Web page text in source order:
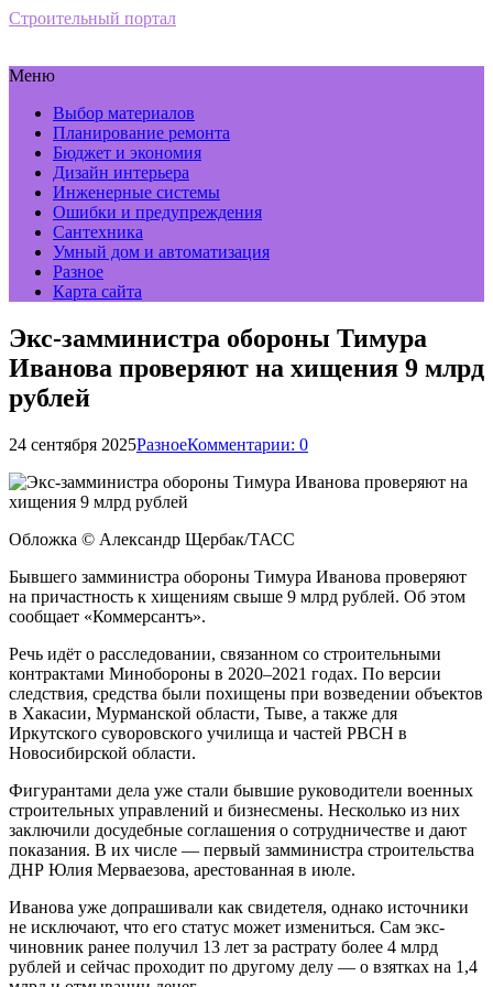
Строительный портал
Меню
Выбор материалов
Планирование ремонта
Бюджет и экономия
Дизайн интерьера
Инженерные системы
Ошибки и предупреждения
Сантехника
Умный дом и автоматизация
Разное
Карта сайта
Экс-замминистра обороны Тимура
Иванова проверяют на хищения 9 млрд
рублей
24 сентября 2025РазноеКомментарии: 0
Обложка © Александр Щербак/ТАСС
Бывшего замминистра обороны Тимура Иванова проверяют
на причастность к хищениям свыше 9 млрд рублей. Об этом
сообщает «Коммерсантъ».
Речь идёт о расследовании, связанном со строительными
контрактами Минобороны в 2020–2021 годах. По версии
следствия, средства были похищены при возведении объектов
в Хакасии, Мурманской области, Тыве, а также для
Иркутского суворовского училища и частей РВСН в
Новосибирской области.
Фигурантами дела уже стали бывшие руководители военных
строительных управлений и бизнесмены. Несколько из них
заключили досудебные соглашения о сотрудничестве и дают
показания. В их числе — первый замминистра строительства
ДНР Юлия Мерваезова, арестованная в июле.
Иванова уже допрашивали как свидетеля, однако источники
не исключают, что его статус может измениться. Сам экс-
чиновник ранее получил 13 лет за растрату более 4 млрд
рублей и сейчас проходит по другому делу — о взятках на 1,4